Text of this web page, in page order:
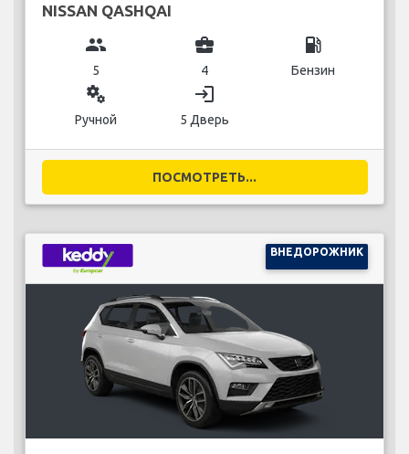
NISSAN QASHQAI
group
5
business_center
4
local_gas_station
Бензин
miscellaneous_services
Ручной
login
5 Дверь
ПОСМОТРЕТЬ...
ВНЕДОРОЖНИК